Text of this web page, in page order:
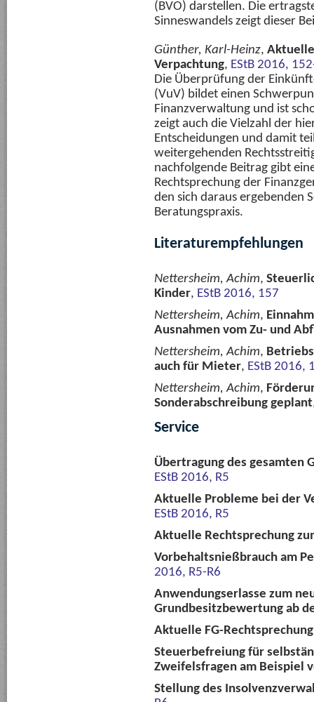
(BVO) darstellen. Die
Sinneswandels zeigt dieser
Günther, Karl-Heinz,
Verpachtung, EStB 2016,
Die Überprüfung der
(VuV) bildet einen
Finanzverwaltung und ist
zeigt auch die Vielzahl der
Entscheidungen und damit
weitergehenden
nachfolgende Beitrag gibt
Rechtsprechung der
den sich daraus ergebenden
Beratungspraxis.
Literaturempfehlungen
Nettersheim, Achim,
Kinder, EStB 2016, 157
Nettersheim, Achim,
Ausnahmen vom Zu- und
Nettersheim, Achim,
auch für Mieter, EStB 2016,
Nettersheim, Achim,
Sonderabschreibung geplant
Service
Übertragung des gesamten
EStB 2016, R5
Aktuelle Probleme bei der
EStB 2016, R5
Aktuelle Rechtsprechung
Vorbehaltsnießbrauch am
2016, R5-R6
Anwendungserlasse zum
Grundbesitzbewertung ab
Aktuelle FG-
Steuerbefreiung für
Zweifelsfragen am Beispiel
Stellung des